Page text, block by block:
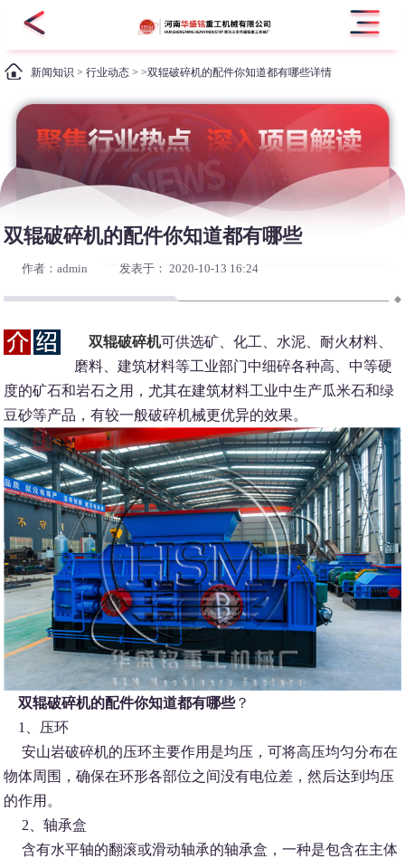
新闻知识 >行业动态 > >双辊破碎机的配件你知道都有哪些详情
双辊破碎机的配件你知道都有哪些
作者：admin 发表于： 2020-10-13 16:24
双辊破碎机可供选矿、化工、水泥、耐火材料、
磨料、建筑材料等工业部门中细碎各种高、中等硬
度的矿石和岩石之用，尤其在建筑材料工业中生产瓜米石和绿
豆砂等产品，有较一般破碎机械更优异的效果。
双辊破碎机的配件你知道都有哪些？
1、压环
安山岩破碎机的压环主要作用是均压，可将高压均匀分布在
物体周围，确保在环形各部位之间没有电位差，然后达到均压
的作用。
2、轴承盒
含有水平轴的翻滚或滑动轴承的轴承盒，一种是包含在主体